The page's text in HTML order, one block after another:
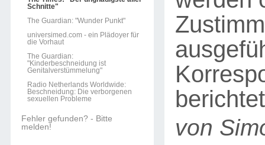
Schnitte"
The Guardian: "Wunder Punkt"
universimed.com - ein Plädoyer für
die Vorhaut
The Guardian:
"Kinderbeschneidung ist
Genitalverstümmelung"
Radio Netherlands Worldwide:
Beschneidung: Die verborgenen
sexuellen Probleme
Fehler gefunden? - Bitte
melden!
berichtet
von